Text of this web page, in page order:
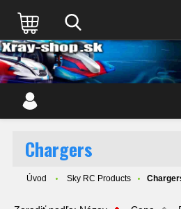
Chargers
Úvod Sky RC Products